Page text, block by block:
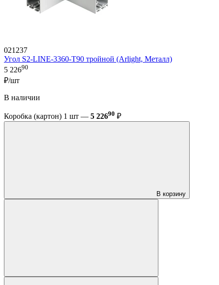
021237
Угол S2-LINE-3360-T90 тройной (Arlight, Металл)
5 22690
₽/шт
В наличии
Коробка (картон) 1 шт — 5 22690 ₽
В корзину